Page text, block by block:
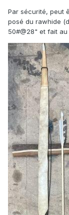
Par sécurité, peut
posé du rawhide
50#@28" et fait